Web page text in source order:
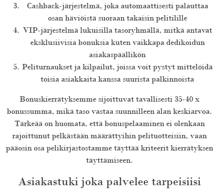
Cashback-järjestelmä, joka automaattisesti palauttaa
osan häviöistä suoraan takaisin pelitilille
VIP-järjestelmä lukuisilla tasoryhmällä, mitkä antavat
eksklusiivisia bonuksia kuten vaikkapa dedikoidun
asiakaspäällikön
Peliturnaukset ja kilpailut, joissa voit pystyt mittelöidä
toisia asiakkaita kanssa suurista palkinnoista
Bonuskierrätyksemme sijoittuvat tavallisesti 35-40 x
bonussumma, mikä taso vastaa suunnilleen alan keskiarvoa.
Tärkeää on huomata, että bonuspelaaminen ei olenkaan
rajoittunut pelkästään määrättyihin pelituotteisiin, vaan
pääosin osa pelikirjastostamme täyttää kriteerit kierrätyksen
täyttämiseen.
Asiakastuki joka palvelee tarpeisiisi